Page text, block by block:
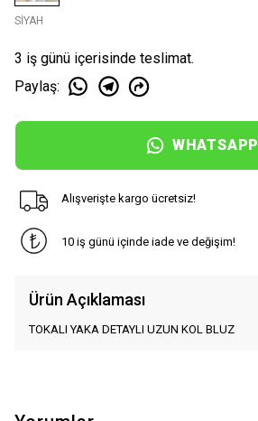
SİYAH
3 iş günü içerisinde teslimat.
Paylaş:
WHATSAPP
Alışverişte kargo ücretsiz!
10 iş günü içinde iade ve değişim!
Ürün Açıklaması
TOKALI YAKA DETAYLI UZUN KOL BLUZ